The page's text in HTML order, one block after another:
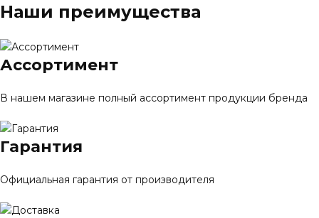
Наши преимущества
Ассортимент
В нашем магазине полный ассортимент продукции бренда
Гарантия
Официальная гарантия от производителя